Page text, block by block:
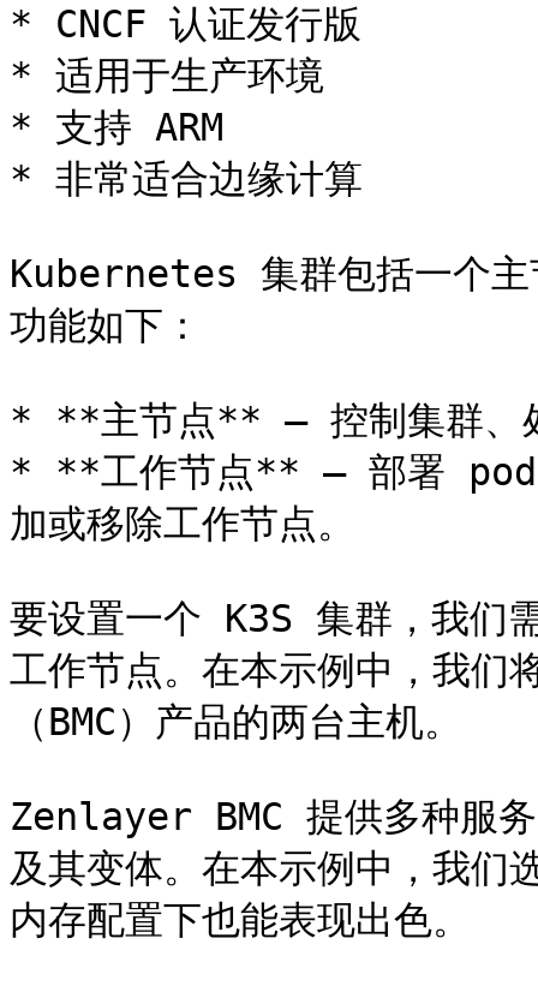
* CNCF 认证发行版
* 适用于生产环境
* 支持 ARM
* 非常适合边缘计算
Kubernetes 集群包括一个主
功能如下：
* **主节点** – 控制集群、
* **工作节点** – 部署 pod
加或移除工作节点。
要设置一个 K3S 集群，我们
工作节点。在本示例中，我
（BMC）产品的两台主机。
Zenlayer BMC 提供多种服
及其变体。在本示例中，我
内存配置下也能表现出色。